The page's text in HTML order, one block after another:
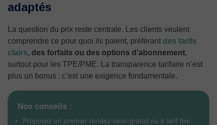
adaptés
La question du prix reste centrale. Les clients veulent
comprendre ce pour quoi ils paient, préférant des tarifs
clairs, des forfaits ou des options d’abonnement,
surtout pour les TPE/PME. La transparence tarifaire n’est
plus un bonus : c’est une exigence fondamentale.
Nos conseils :
Proposez un premier rendez-vous gratuit ou à tarif fixe.